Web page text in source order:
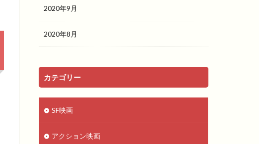
2020年9月
2020年8月
カテゴリー
SF映画
アクション映画